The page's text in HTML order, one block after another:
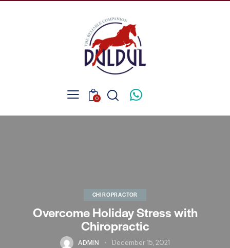
0
CHIROPRACTOR
Overcome Holiday Stress with
Chiropractic
ADMIN December 15, 2021